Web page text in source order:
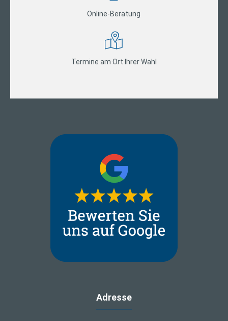
Online-Beratung
Termine am Ort Ihrer Wahl
Adresse